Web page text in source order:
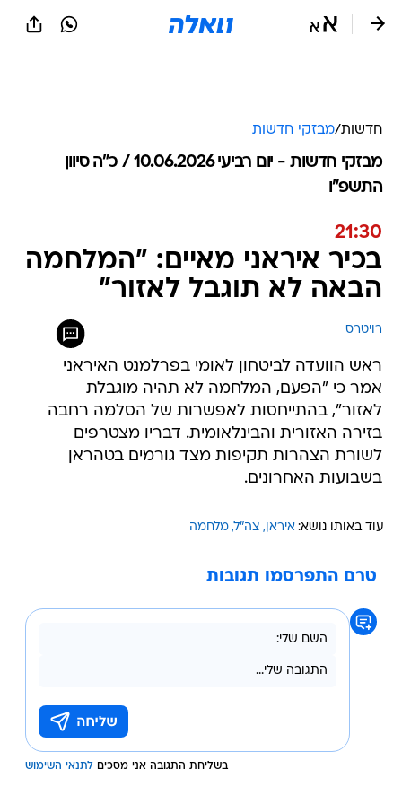
חדשות/מבזקי חדשות
מבזקי חדשות - יום רביעי 10.06.2026 / כ״ה סיוון
התשפ"ו
21:30
בכיר איראני מאיים: "המלחמה
הבאה לא תוגבל לאזור"
רויטרס
ראש הוועדה לביטחון לאומי בפרלמנט האיראני
אמר כי "הפעם, המלחמה לא תהיה מוגבלת
לאזור", בהתייחסות לאפשרות של הסלמה רחבה
בזירה האזורית והבינלאומית. דבריו מצטרפים
לשורת הצהרות תקיפות מצד גורמים בטהראן
בשבועות האחרונים.
עוד באותו נושא: איראן צה"ל מלחמה
טרם התפרסמו תגובות
בשליחת התגובה אני מסכים לתנאי השימוש